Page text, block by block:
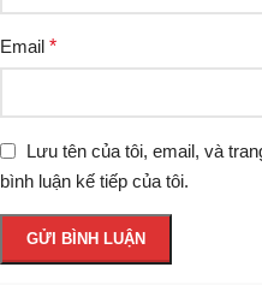
Email *
Lưu tên của tôi, email, và
bình luận kế tiếp của tôi.